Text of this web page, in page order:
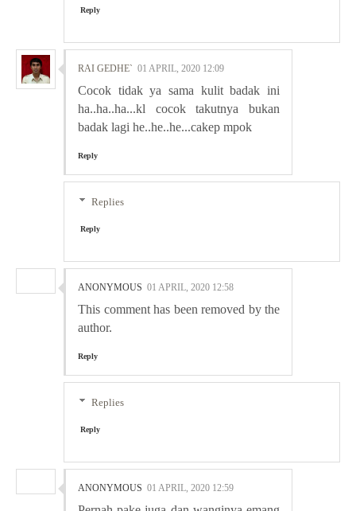
Reply
RAI GEDHE` 01 APRIL, 2020 12:09
Cocok tidak ya sama kulit badak ini
ha..ha..ha...kl cocok takutnya bukan
badak lagi he..he..he...cakep mpok
Reply
Replies
Reply
ANONYMOUS 01 APRIL, 2020 12:58
This comment has been removed by the
author.
Reply
Replies
Reply
ANONYMOUS 01 APRIL, 2020 12:59